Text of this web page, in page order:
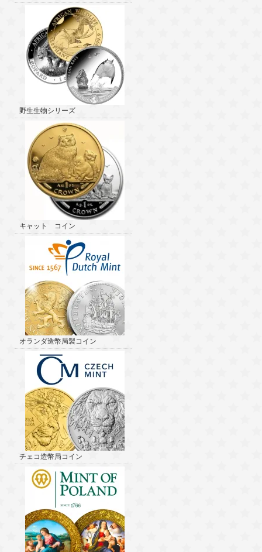
野生生物シリーズ
キャット コイン
オランダ造幣局製コイン
チェコ造幣局コイン